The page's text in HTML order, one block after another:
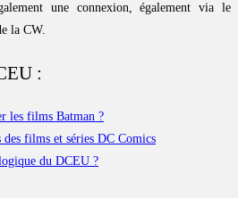
une connexion, également via le
la CW.
:
les films Batman ?
films et séries DC Comics
du DCEU ?